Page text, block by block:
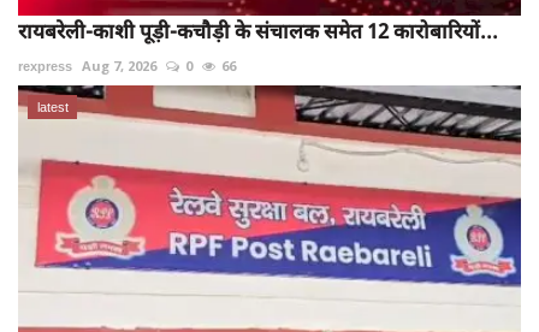
रायबरेली-काशी पूड़ी-कचौड़ी के संचालक समेत 12 कारोबारियों...
rexpress Aug 7, 2026 0 66
latest